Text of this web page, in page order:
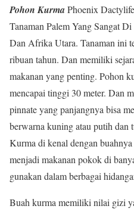
Pohon KurmaPhoenix
Tanaman Palem Yang Sangat
Dan Afrika Utara. Tanaman ini
ribuan tahun. Dan memiliki
makanan yang penting. Pohon
mencapai tinggi 30 meter. Dan
pinnate yang panjangnya bisa
berwarna kuning atau putih dan
Kurma di kenal dengan
menjadi makanan pokok di
gunakan dalam berbagai
Buah kurma memiliki nilai gizi